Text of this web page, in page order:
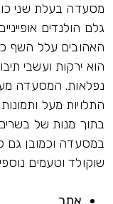
מסעדה בעלת שני
גלם הולנדים
האהובים עלל השף
הוא ירקות ועשבי
נפלאות. המסעדה
התלויות מעל
בתוך מנות של
במסעדה וכמובן גם
שוקולד וטעמים
אתר